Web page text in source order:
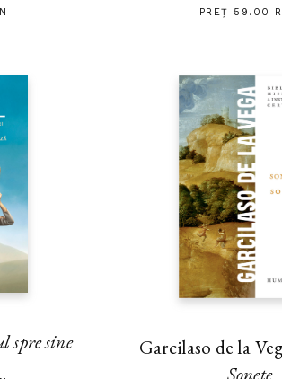
PREȚ 59.00
spre sine Garcilaso de la
Sonete